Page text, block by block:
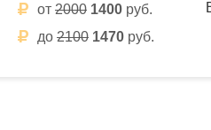
от 2000 1400 руб.
до 2100 1470 руб.